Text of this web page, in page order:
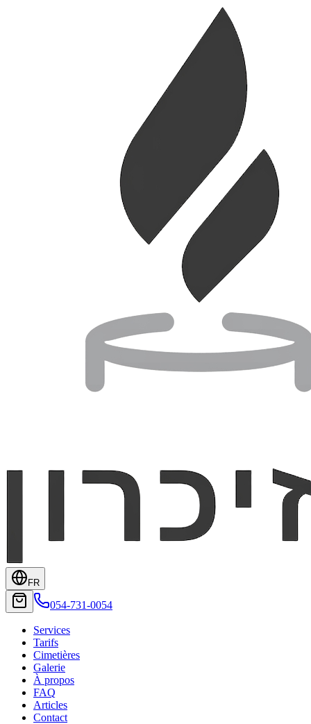
FR
054-731-0054
Services
Tarifs
Cimetières
Galerie
À propos
FAQ
Articles
Contact